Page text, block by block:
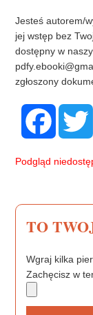
Jesteś autorem/
jej wstęp bez
dostępny w
zgłoszony
F
o
Podgląd
TO
Wgraj kilka
Zachęcisz w